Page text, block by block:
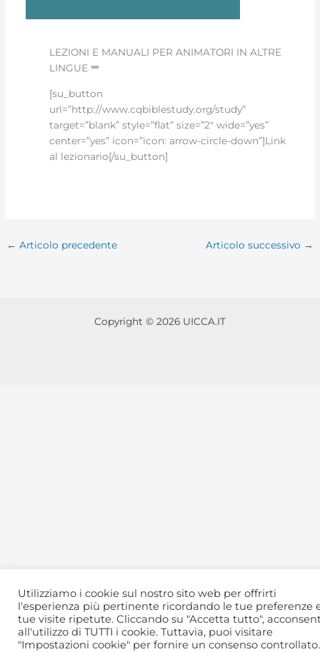
LEZIONI E MANUALI PER ANIMATORI IN ALTRE
LINGUE
[su_button
url=”http://www.cqbiblestudy.org/study”
target=”blank” style=”flat” size=”2″ wide=”yes”
center=”yes” icon=”icon: arrow-circle-down”]Link
al lezionario[/su_button]
← Articolo precedente Articolo successivo →
Copyright © 2026 UICCA.IT
Utilizziamo i cookie sul nostro sito web per offrirti
l'esperienza più pertinente ricordando le tue preferenze
tue visite ripetute. Cliccando su "Accetta tutto",
all'utilizzo di TUTTI i cookie. Tuttavia, puoi visitare
"Impostazioni cookie" per fornire un consenso controllato.